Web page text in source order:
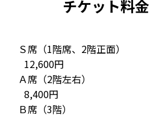
チケット料金
Ｓ席（1階席、2階正面）
12,600円
Ａ席（2階左右）
8,400円
Ｂ席（3階）